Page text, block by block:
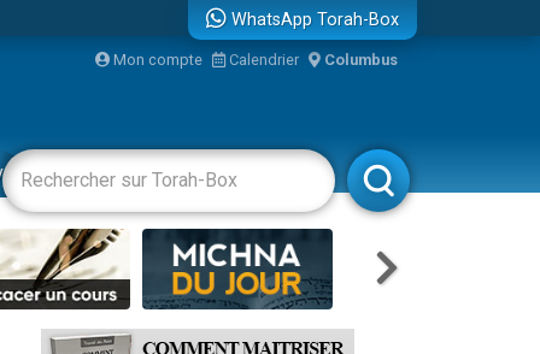
WhatsApp Torah-Box
Mon compte Calendrier Columbus
Livres Rabbanim